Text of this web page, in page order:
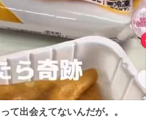
て出会えてないんだが。。